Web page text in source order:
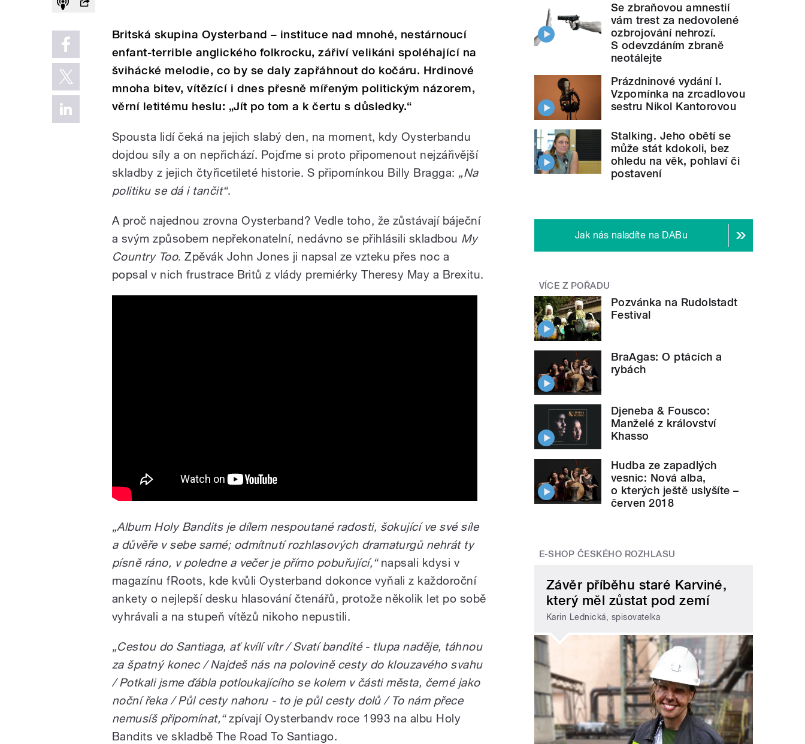
Britská skupina Oysterband – instituce nad mnohé, nestárnoucí
enfant-terrible anglického folkrocku, zářiví velikáni spoléhající na
švihácké melodie, co by se daly zapřáhnout do kočáru. Hrdinové
mnoha bitev, vítězící i dnes přesně mířeným politickým názorem,
věrní letitému heslu: „Jít po tom a k čertu s důsledky.“
Spousta lidí čeká na jejich slabý den, na moment, kdy Oysterbandu
dojdou síly a on nepřichází. Pojďme si proto připomenout nejzářivější
skladby z jejich čtyřicetileté historie. S připomínkou Billy Bragga: „Na
politiku se dá i tančit“.
A proč najednou zrovna Oysterband? Vedle toho, že zůstávají báječní
a svým způsobem nepřekonatelní, nedávno se přihlásili skladbou My
Country Too. Zpěvák John Jones ji napsal ze vzteku přes noc a
popsal v nich frustrace Britů z vlády premiérky Theresy May a Brexitu.
„Album Holy Bandits je dílem nespoutané radosti, šokující ve své síle
a důvěře v sebe samé; odmítnutí rozhlasových dramaturgů nehrát ty
písně ráno, v poledne a večer je přímo pobuřující,“napsali kdysi v
magazínu fRoots, kde kvůli Oysterband dokonce vyňali z každoroční
ankety o nejlepší desku hlasování čtenářů, protože několik let po sobě
vyhrávali a na stupeň vítězů nikoho nepustili.
„Cestou do Santiaga, ať kvílí vítr / Svatí bandité - tlupa naděje, táhnou
za špatný konec / Najdeš nás na polovině cesty do klouzavého svahu
/ Potkali jsme ďábla potloukajícího se kolem v části města, černé jako
noční řeka / Půl cesty nahoru - to je půl cesty dolů / To nám přece
nemusíš připomínat,“zpívají Oysterbandv roce 1993 na albu Holy
Bandits ve skladbě The Road To Santiago.
Se zbraňovou amnestií
vám trest za nedovolené
ozbrojování nehrozí.
S odevzdáním zbraně
neotálejte
Prázdninové vydání I.
Vzpomínka na zrcadlovou
sestru Nikol Kantorovou
Stalking. Jeho obětí se
může stát kdokoli, bez
ohledu na věk, pohlaví či
postavení
Jak nás naladíte na DABu
VÍCE Z POŘADU
Pozvánka na Rudolstadt
Festival
BraAgas: O ptácích a
rybách
Djeneba & Fousco:
Manželé z království
Khasso
Hudba ze zapadlých
vesnic: Nová alba,
o kterých ještě uslyšíte –
červen 2018
E-SHOP ČESKÉHO ROZHLASU
Závěr příběhu staré Karviné,
který měl zůstat pod zemí
Karin Lednická, spisovatelka